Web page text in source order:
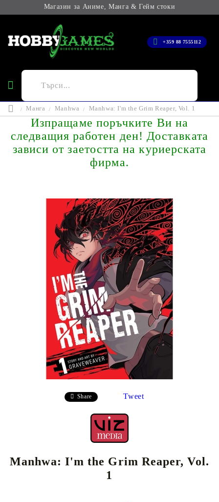
Магазин за Аниме, Манга & Гейм стоки
+359 88 7555112
Манга Manhwa Manhwa: I'm the Grim Reaper, Vol. 1
Изпращаме поръчките Ви на
следващия работен ден! Доставката
зависи от заетостта на куриерската
фирма.
Share Tweet
Manhwa: I'm the Grim Reaper, Vol.
1